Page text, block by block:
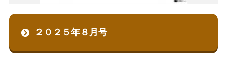
２０２５年８月号